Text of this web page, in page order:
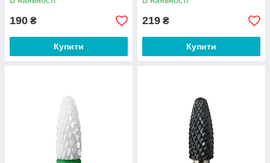
190 ₴
Купити
219 ₴
Купити